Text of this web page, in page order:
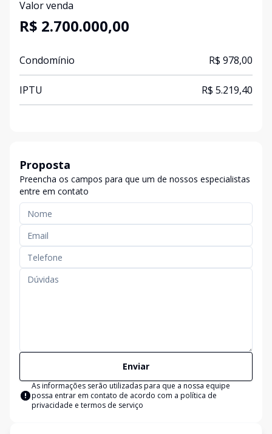
Valor venda
R$ 2.700.000,00
Condomínio R$ 978,00
IPTU R$ 5.219,40
Proposta
Preencha os campos para que um de nossos especialistas
entre em contato
Enviar
As informações serão utilizadas para que a nossa equipe
possa entrar em contato de acordo com a política de
privacidade e termos de serviço